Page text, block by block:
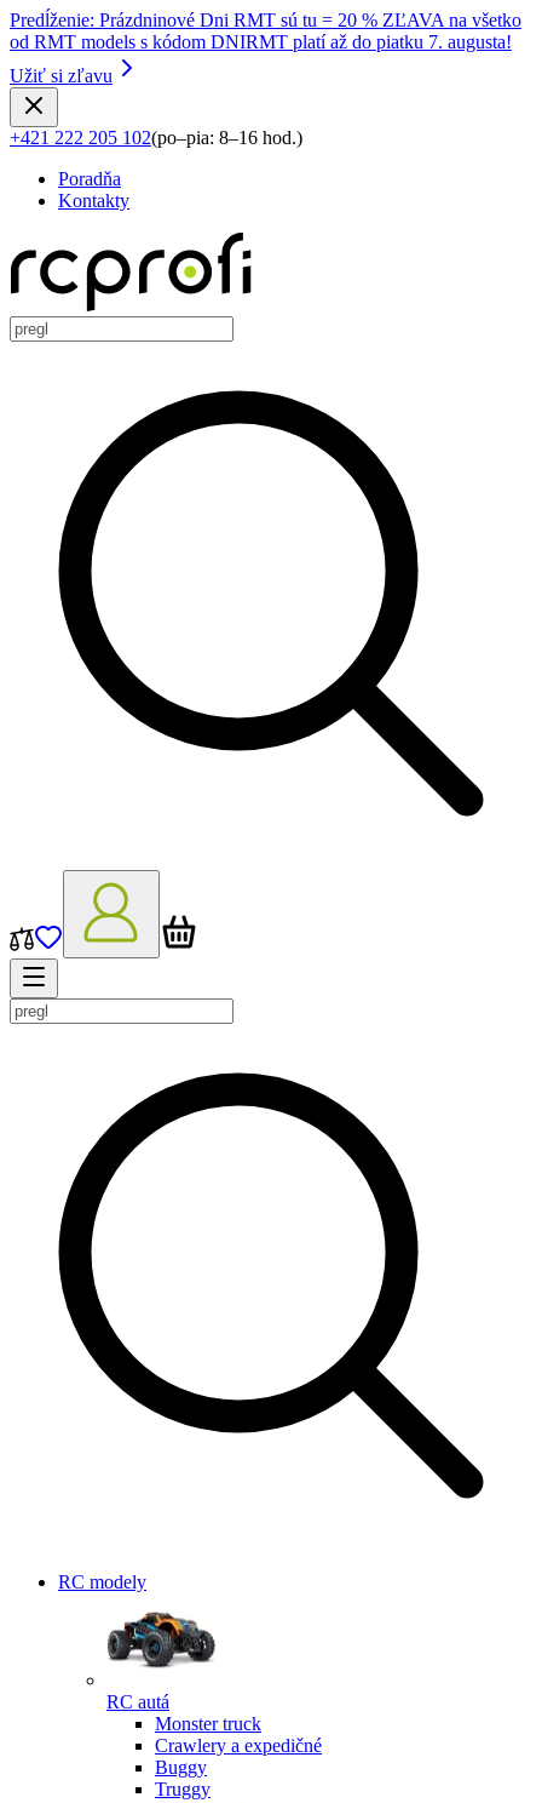
Predĺženie: Prázdninové Dni RMT sú tu = 20 % ZĽAVA na všetko
od RMT models s kódom DNIRMT platí až do piatku 7. augusta!
Užiť si zľavu
+421 222 205 102(po–pia: 8–16 hod.)
Poradňa
Kontakty
RC modely
RC autá
Monster truck
Crawlery a expedičné
Buggy
Truggy